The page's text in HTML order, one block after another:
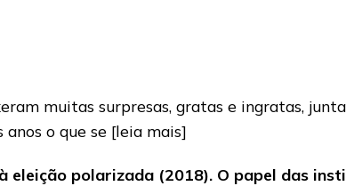
muitas surpresas, gratas e ingratas,
o que se [leia mais]
polarizada (2018). O papel das